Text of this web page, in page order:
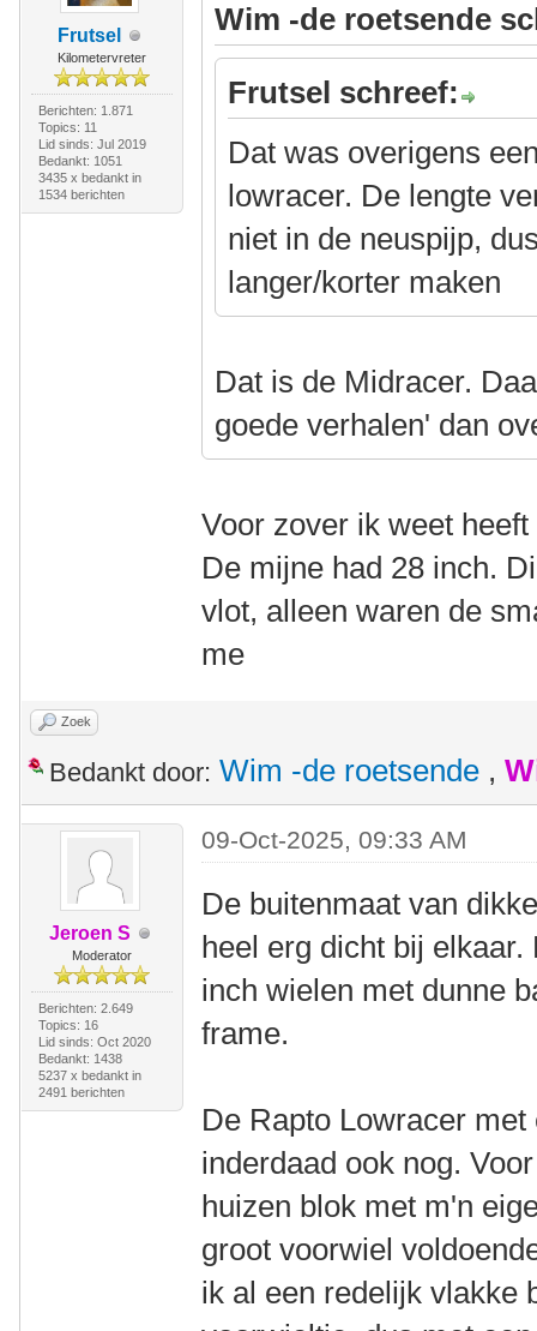
Frutsel
Kilometervreter
Berichten: 1.871
Topics: 11
Lid sinds: Jul 2019
Bedankt: 1051
3435 x bedankt in
1534 berichten
Wim -de roetsende
Frutsel schreef:
Dat was overigens
lowracer. De lengte
niet in de neuspijp,
langer/korter maken
Dat is de Midracer.
goede verhalen' dan
Voor zover ik weet
De mijne had 28 inch.
vlot, alleen waren de
me
Zoek
Bedankt door: Wim -de roetsende ,
Jeroen S
Moderator
Berichten: 2.649
Topics: 16
Lid sinds: Oct 2020
Bedankt: 1438
5237 x bedankt in
2491 berichten
09-Oct-2025, 09:33 AM
De buitenmaat van
heel erg dicht bij
inch wielen met dunne
frame.
De Rapto Lowracer
inderdaad ook nog.
huizen blok met m'n
groot voorwiel
ik al een redelijk vlakke